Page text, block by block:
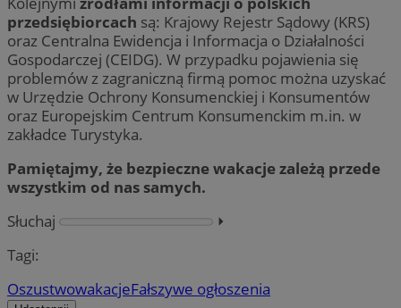
przedsiębiorcach są: Krajowy Rejestr Sądowy (KRS)
oraz Centralna Ewidencja i Informacja o Działalności
Gospodarczej (CEIDG). W przypadku pojawienia się
problemów z zagraniczną firmą pomoc można uzyskać
w Urzędzie Ochrony Konsumenckiej i Konsumentów
oraz Europejskim Centrum Konsumenckim m.in. w
zakładce Turystyka.
Pamiętajmy, że bezpieczne wakacje zależą przede
wszystkim od nas samych.
Słuchaj
⏵︎
Tagi:
OszustwowakacjeFałszywe ogłoszenia